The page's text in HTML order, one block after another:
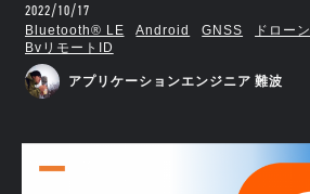
2022/10/17
Bluetooth®︎ LE Android GNSS ドローン
BvリモートID
アプリケーションエンジニア 難波